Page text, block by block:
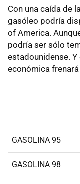
Con una caída de
gasóleo podría
of America.
podría ser sólo
estadounidense.
económica
GASOLINA 95
GASOLINA 98